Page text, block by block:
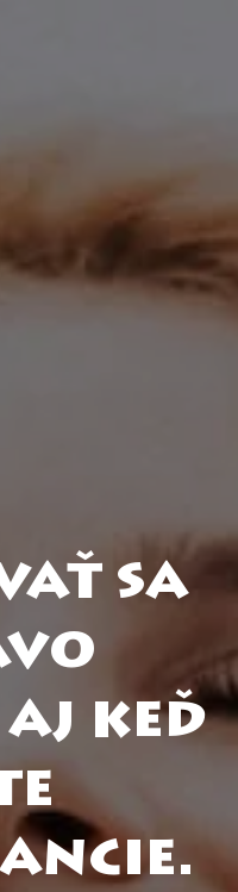
sa
keď